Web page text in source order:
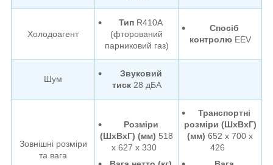
Холодоагент
Тип R410A
(фторований
парниковий газ)
Спосіб
контролю EEV
Шум
Звуковий
тиск 28 дБА
Зовнішні розміри
та вага
Розміри
(ШxВxГ) (мм) 518
x 627 x 330
Транспортні
розміри (ШxВxГ)
(мм) 652 x 700 x
426